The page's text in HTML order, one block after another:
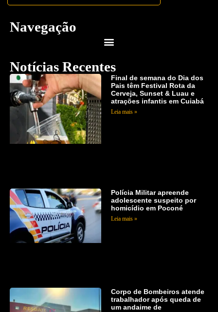
Navegação
Notícias Recentes
Final de semana do Dia dos
Pais têm Festival Rota da
Cerveja, Sunset & Luau e
atrações infantis em Cuiabá
Leia mais »
Polícia Militar apreende
adolescente suspeito por
homicídio em Poconé
Leia mais »
Corpo de Bombeiros atende
trabalhador após queda de
um andaime de